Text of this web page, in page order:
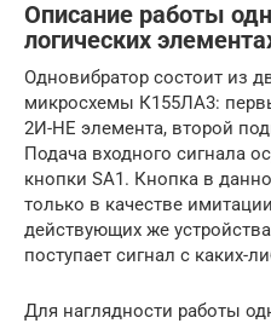
Описание работы
логических
Одновибратор состоит из
микросхемы К155ЛА3:
2И-НЕ элемента, второй
Подача входного сигнала
кнопки SA1. Кнопка в
только в качестве
действующих же
поступает сигнал с каких-
Для наглядности работы